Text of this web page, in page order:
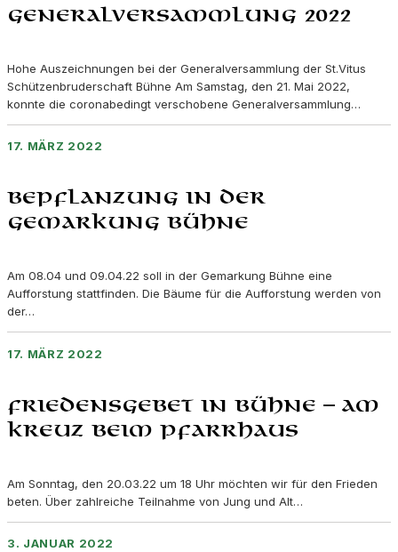
Generalversammlung 2022
Hohe Auszeichnungen bei der Generalversammlung der St.Vitus
Schützenbruderschaft Bühne Am Samstag, den 21. Mai 2022,
konnte die coronabedingt verschobene Generalversammlung…
17. MÄRZ 2022
Bepflanzung in der
Gemarkung Bühne
Am 08.04 und 09.04.22 soll in der Gemarkung Bühne eine
Aufforstung stattfinden. Die Bäume für die Aufforstung werden von
der…
17. MÄRZ 2022
Friedensgebet in Bühne – am
Kreuz beim Pfarrhaus
Am Sonntag, den 20.03.22 um 18 Uhr möchten wir für den Frieden
beten. Über zahlreiche Teilnahme von Jung und Alt…
3. JANUAR 2022